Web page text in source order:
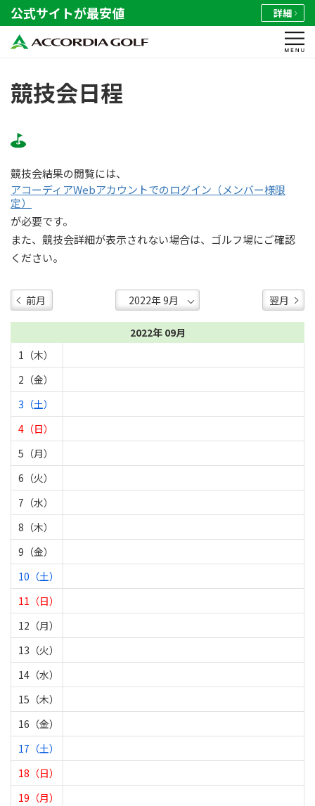
公式サイトが最安値 詳細
競技会日程
競技会結果の閲覧には、
アコーディアWebアカウントでのログイン（メンバー様限
定）
が必要です。
また、競技会詳細が表示されない場合は、ゴルフ場にご確認
ください。
前月 翌月
2022年 09月
1（木）
2（金）
3（土）
4（日）
5（月）
6（火）
7（水）
8（木）
9（金）
10（土）
11（日）
12（月）
13（火）
14（水）
15（木）
16（金）
17（土）
18（日）
19（月）